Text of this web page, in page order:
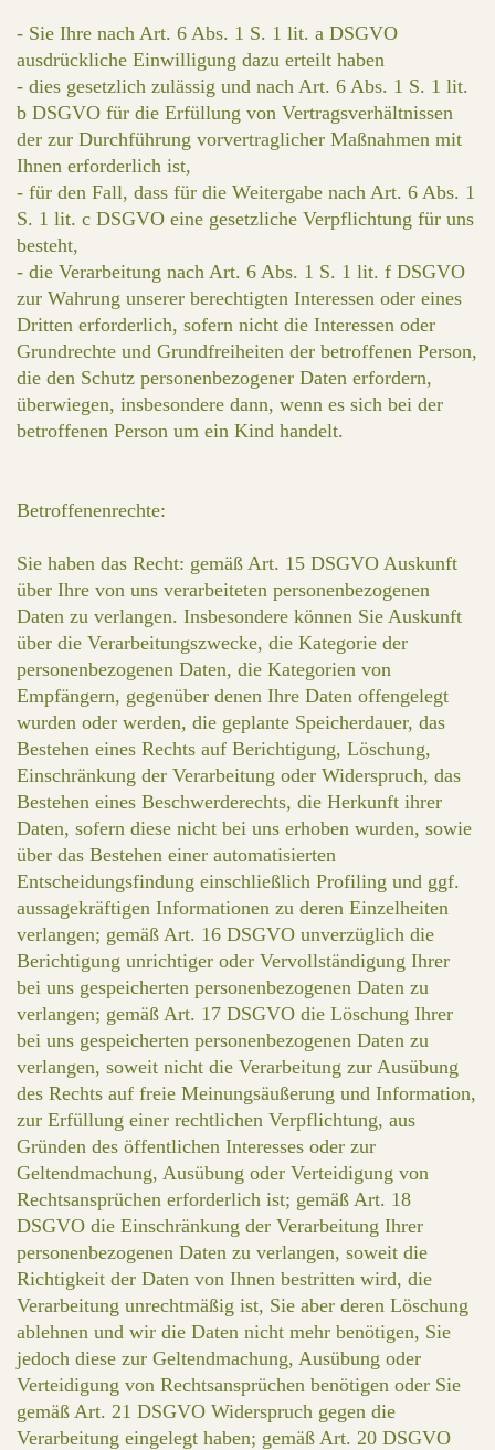
- Sie Ihre nach Art. 6 Abs. 1 S. 1 lit. a DSGVO
ausdrückliche Einwilligung dazu erteilt haben
- dies gesetzlich zulässig und nach Art. 6 Abs. 1 S. 1 lit.
b DSGVO für die Erfüllung von Vertragsverhältnissen
der zur Durchführung vorvertraglicher Maßnahmen mit
Ihnen erforderlich ist,
- für den Fall, dass für die Weitergabe nach Art. 6 Abs. 1
S. 1 lit. c DSGVO eine gesetzliche Verpflichtung für uns
besteht,
- die Verarbeitung nach Art. 6 Abs. 1 S. 1 lit. f DSGVO
zur Wahrung unserer berechtigten Interessen oder eines
Dritten erforderlich, sofern nicht die Interessen oder
Grundrechte und Grundfreiheiten der betroffenen Person,
die den Schutz personenbezogener Daten erfordern,
überwiegen, insbesondere dann, wenn es sich bei der
betroffenen Person um ein Kind handelt.
Betroffenenrechte:
Sie haben das Recht: gemäß Art. 15 DSGVO Auskunft
über Ihre von uns verarbeiteten personenbezogenen
Daten zu verlangen. Insbesondere können Sie Auskunft
über die Verarbeitungszwecke, die Kategorie der
personenbezogenen Daten, die Kategorien von
Empfängern, gegenüber denen Ihre Daten offengelegt
wurden oder werden, die geplante Speicherdauer, das
Bestehen eines Rechts auf Berichtigung, Löschung,
Einschränkung der Verarbeitung oder Widerspruch, das
Bestehen eines Beschwerderechts, die Herkunft ihrer
Daten, sofern diese nicht bei uns erhoben wurden, sowie
über das Bestehen einer automatisierten
Entscheidungsfindung einschließlich Profiling und ggf.
aussagekräftigen Informationen zu deren Einzelheiten
verlangen; gemäß Art. 16 DSGVO unverzüglich die
Berichtigung unrichtiger oder Vervollständigung Ihrer
bei uns gespeicherten personenbezogenen Daten zu
verlangen; gemäß Art. 17 DSGVO die Löschung Ihrer
bei uns gespeicherten personenbezogenen Daten zu
verlangen, soweit nicht die Verarbeitung zur Ausübung
des Rechts auf freie Meinungsäußerung und Information,
zur Erfüllung einer rechtlichen Verpflichtung, aus
Gründen des öffentlichen Interesses oder zur
Geltendmachung, Ausübung oder Verteidigung von
Rechtsansprüchen erforderlich ist; gemäß Art. 18
DSGVO die Einschränkung der Verarbeitung Ihrer
personenbezogenen Daten zu verlangen, soweit die
Richtigkeit der Daten von Ihnen bestritten wird, die
Verarbeitung unrechtmäßig ist, Sie aber deren Löschung
ablehnen und wir die Daten nicht mehr benötigen, Sie
jedoch diese zur Geltendmachung, Ausübung oder
Verteidigung von Rechtsansprüchen benötigen oder Sie
gemäß Art. 21 DSGVO Widerspruch gegen die
Verarbeitung eingelegt haben; gemäß Art. 20 DSGVO